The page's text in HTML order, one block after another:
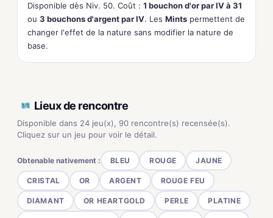
Disponible dès Niv. 50. Coût : 1 bouchon d'or par IV à 31
ou 3 bouchons d'argent par IV. Les Mints permettent de
changer l'effet de la nature sans modifier la nature de
base.
Lieux de rencontre
Disponible dans 24 jeu(x), 90 rencontre(s) recensée(s).
Cliquez sur un jeu pour voir le détail.
Obtenable nativement : BLEU ROUGE JAUNE
CRISTAL OR ARGENT ROUGE FEU
DIAMANT OR HEARTGOLD PERLE PLATINE